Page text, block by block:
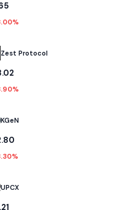
Zest Protocol
KGeN
UPCX